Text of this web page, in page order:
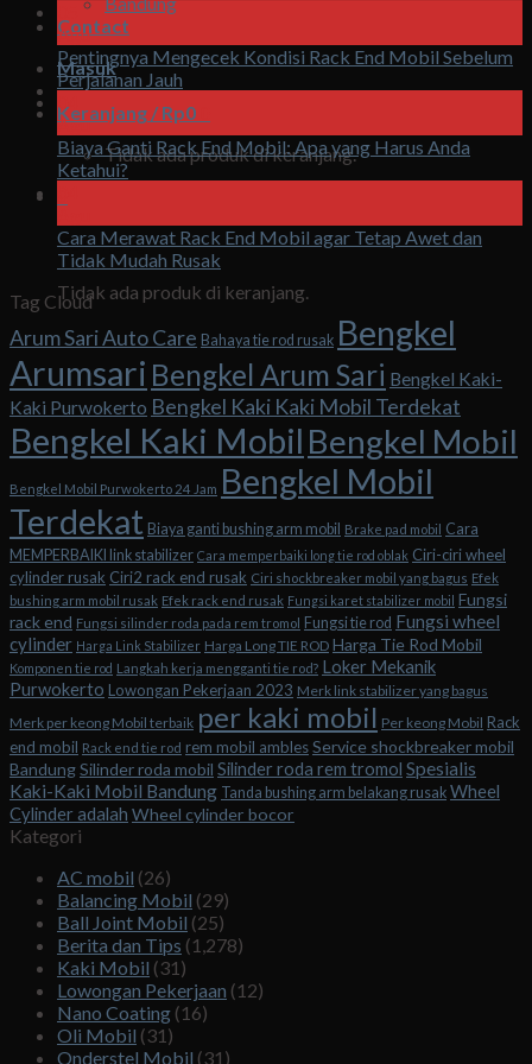
Contact
Masuk
Keranjang / Rp0
Tidak ada produk di keranjang.
Keranjang
Tidak ada produk di keranjang.
Agu
Pentingnya Mengecek Kondisi Rack End Mobil Sebelum
Perjalanan Jauh
04
Agu
Biaya Ganti Rack End Mobil: Apa yang Harus Anda
Ketahui?
Cara Merawat Rack End Mobil agar Tetap Awet dan
Tidak Mudah Rusak
Tag Cloud
Arum Sari Auto Care Bahaya tie rod rusak Bengkel
Arumsari Bengkel Arum Sari Bengkel Kaki-
Kaki Purwokerto Bengkel Kaki Kaki Mobil Terdekat
Bengkel Kaki Mobil Bengkel Mobil
Bengkel Mobil Purwokerto 24 Jam Bengkel Mobil
Terdekat Biaya ganti bushing arm mobil Brake pad mobil Cara
MEMPERBAIKI link stabilizer Cara memperbaiki long tie rod oblak Ciri-ciri wheel
cylinder rusak Ciri2 rack end rusak Ciri shockbreaker mobil yang bagus Efek
bushing arm mobil rusak Efek rack end rusak Fungsi karet stabilizer mobil Fungsi
rack end Fungsi silinder roda pada rem tromol Fungsi tie rod Fungsi wheel
cylinder Harga Link Stabilizer Harga Long TIE ROD Harga Tie Rod Mobil
Komponen tie rod Langkah kerja mengganti tie rod? Loker Mekanik
Purwokerto Lowongan Pekerjaan 2023 Merk link stabilizer yang bagus
Merk per keong Mobil terbaik per kaki mobil Per keong Mobil Rack
end mobil Rack end tie rod rem mobil amblesService shockbreaker mobil
BandungSilinder roda mobil Silinder roda rem tromol Spesialis
Kaki-Kaki Mobil Bandung Tanda bushing arm belakang rusak Wheel
Cylinder adalah Wheel cylinder bocor
Kategori
AC mobil (26)
Balancing Mobil (29)
Ball Joint Mobil (25)
Berita dan Tips (1,278)
Kaki Mobil (31)
Lowongan Pekerjaan (12)
Nano Coating (16)
Oli Mobil (31)
Onderstel Mobil (31)